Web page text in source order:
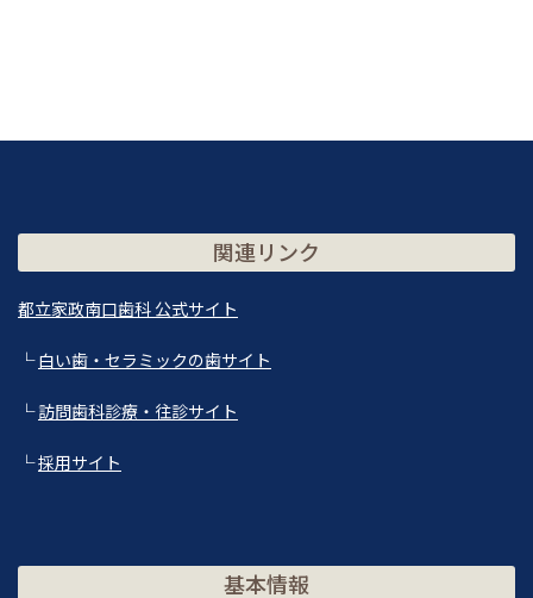
関連リンク
都立家政南口歯科 公式サイト
└白い歯・セラミックの歯サイト
└訪問歯科診療・往診サイト
└採用サイト
基本情報